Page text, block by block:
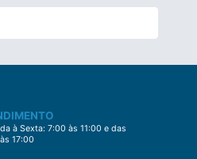
à Sexta: 7:00 às 11:00 e das
17:00